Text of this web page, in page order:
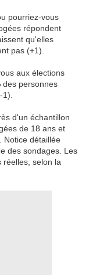
pourriez-vous
répondent
qu'elles
pas (+1).
aux élections
des personnes
d'un échantillon
de 18 ans et
Notice détaillée
des sondages. Les
réelles, selon la